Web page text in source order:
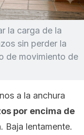
la carga de la
sin perder la
de movimiento de
a la anchura
por encima de
. Baja lentamente.